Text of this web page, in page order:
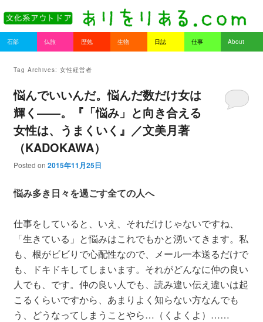
Main menu
Skip to primary content
Skip to secondary content
石部 仏旅 歴勉 生物 日誌 仕事 About
Tag Archives: 女性経営者
悩んでいいんだ。悩んだ数だけ女は
輝く――。『「悩み」と向き合える
女性は、うまくいく』／文美月著
（KADOKAWA）
Posted on 2015年11月25日
悩み多き日々を過ごす全ての人へ
仕事をしていると、いえ、それだけじゃないですね、
「生きている」と悩みはこれでもかと湧いてきます。私
も、根がビビりで心配性なので、メール一本送るだけで
も、ドキドキしてしまいます。それがどんなに仲の良い
人でも、です。仲の良い人でも、読み違い伝え違いは起
こるくらいですから、あまりよく知らない方なんでも
う、どうなってしまうことやら…（くよくよ）……